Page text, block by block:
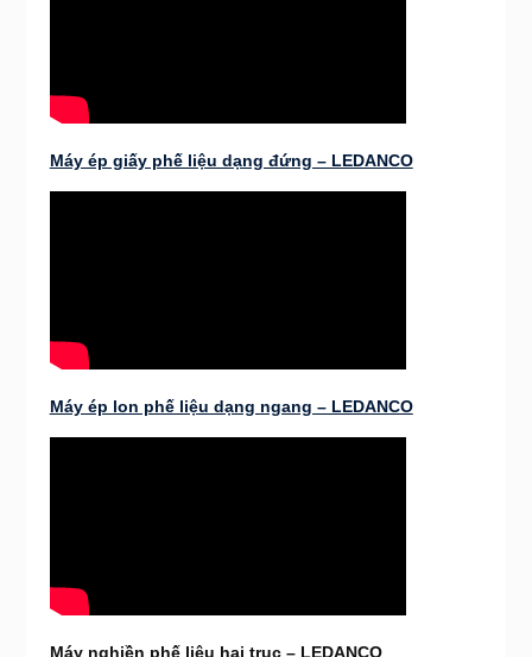
Máy ép giấy phế liệu dạng đứng – LEDANCO
Máy ép lon phế liệu dạng ngang – LEDANCO
Máy nghiền phế liệu hai trục – LEDANCO